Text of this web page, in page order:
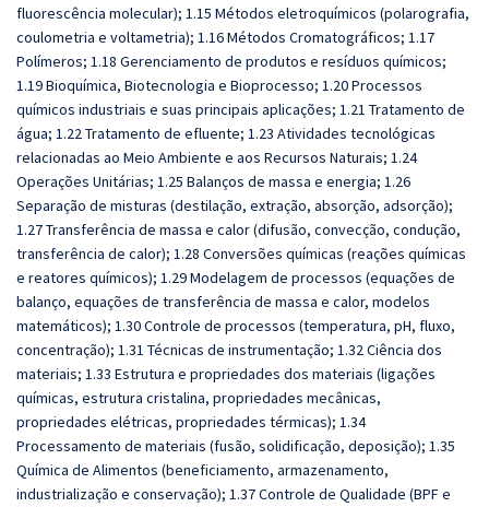
fluorescência molecular); 1.15 Métodos eletroquímicos (polarografia,
coulometria e voltametria); 1.16 Métodos Cromatográficos; 1.17
Polímeros; 1.18 Gerenciamento de produtos e resíduos químicos;
1.19 Bioquímica, Biotecnologia e Bioprocesso; 1.20 Processos
químicos industriais e suas principais aplicações; 1.21 Tratamento de
água; 1.22 Tratamento de efluente; 1.23 Atividades tecnológicas
relacionadas ao Meio Ambiente e aos Recursos Naturais; 1.24
Operações Unitárias; 1.25 Balanços de massa e energia; 1.26
Separação de misturas (destilação, extração, absorção, adsorção);
1.27 Transferência de massa e calor (difusão, convecção, condução,
transferência de calor); 1.28 Conversões químicas (reações químicas
e reatores químicos); 1.29 Modelagem de processos (equações de
balanço, equações de transferência de massa e calor, modelos
matemáticos); 1.30 Controle de processos (temperatura, pH, fluxo,
concentração); 1.31 Técnicas de instrumentação; 1.32 Ciência dos
materiais; 1.33 Estrutura e propriedades dos materiais (ligações
químicas, estrutura cristalina, propriedades mecânicas,
propriedades elétricas, propriedades térmicas); 1.34
Processamento de materiais (fusão, solidificação, deposição); 1.35
Química de Alimentos (beneficiamento, armazenamento,
industrialização e conservação); 1.37 Controle de Qualidade (BPF e